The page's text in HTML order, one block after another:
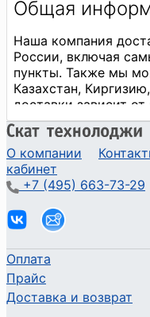
О компании
кабинет
+7 (495) 663-73-29
Оплата
Прайс
Доставка и возврат